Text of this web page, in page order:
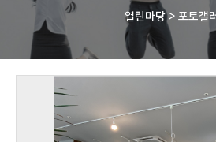
열린마당 > 포토갤